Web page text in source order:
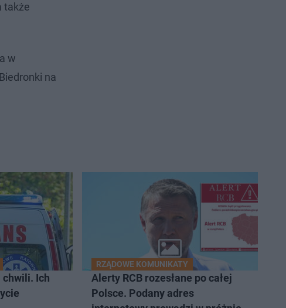
także
w
na
chwili. Ich
RZĄDOWE KOMUNIKATY
Alerty RCB rozesłane po całej
Polsce. Podany adres